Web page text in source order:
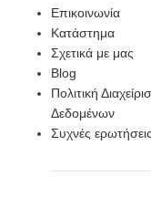
Επικοινωνία
Κατάστημα
Σχετικά με μας
Blog
Πολιτική
Δεδομένων
Συχνές